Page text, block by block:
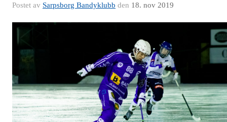
Postet av Sarpsborg Bandyklubb den 18. nov 2019